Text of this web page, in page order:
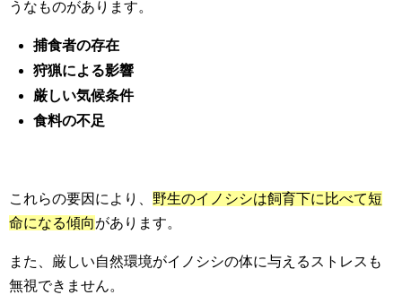
うなものがあります。
捕食者の存在
狩猟による影響
厳しい気候条件
食料の不足
これらの要因により、 野生のイノシシは飼育下に比べて短
命になる傾向があります。
また、厳しい自然環境がイノシシの体に与えるストレスも
無視できません。